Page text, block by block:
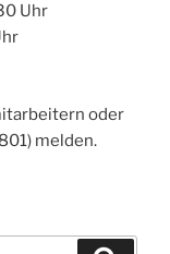
Uhr
oder
melden.